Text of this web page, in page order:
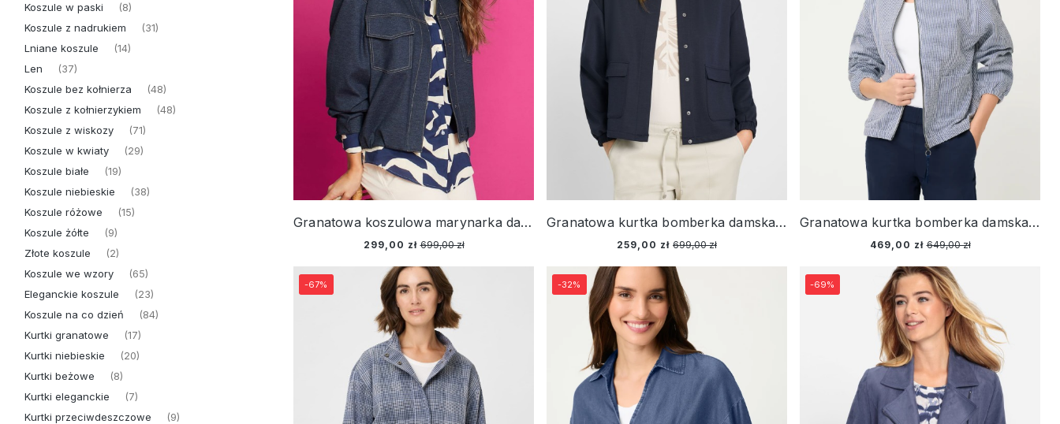
Koszule w paski (8)
Koszule z nadrukiem (31)
Lniane koszule (14)
Len (37)
Koszule bez kołnierza (48)
Koszule z kołnierzykiem (48)
Koszule z wiskozy (71)
Koszule w kwiaty (29)
Koszule białe (19)
Koszule niebieskie (38)
Koszule różowe (15)
Koszule żółte (9)
Złote koszule (2)
Koszule we wzory (65)
Eleganckie koszule (23)
Koszule na co dzień (84)
Kurtki granatowe (17)
Kurtki niebieskie (20)
Kurtki beżowe (8)
Kurtki eleganckie (7)
Kurtki przeciwdeszczowe (9)
Granatowa koszulowa marynarka damska – Relaxed Code
299,00 zł 699,00 zł
Granatowa kurtka bomberka damska – Neo Comfort
259,00 zł 699,00 zł
Granatowa kurtka bomberka damska w paski – Vintage Cruise
469,00 zł 649,00 zł
-67% -32% -69%